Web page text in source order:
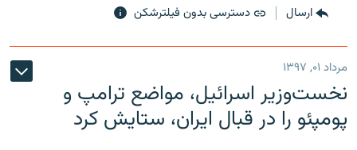
ارسال دسترسی بدون فیلترشکن
مرداد ۰۱, ۱۳۹۷
نخست‌وزیر اسرائیل، مواضع ترامپ و
پومپئو را در قبال ایران، ستایش کرد